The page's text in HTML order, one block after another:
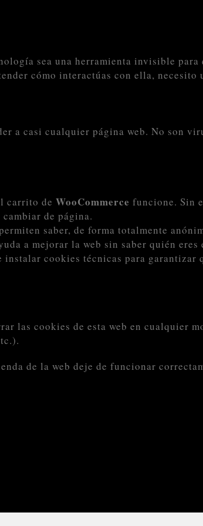
sea una herramienta invisible
cómo interactúas con ella,
a casi cualquier página web. No son
carrito de WooCommerce funcione. Sin
de página.
saber, de forma totalmente
a mejorar la web sin saber quién eres
cookies técnicas para garantizar
las cookies de esta web en cualquier
de la web deje de funcionar